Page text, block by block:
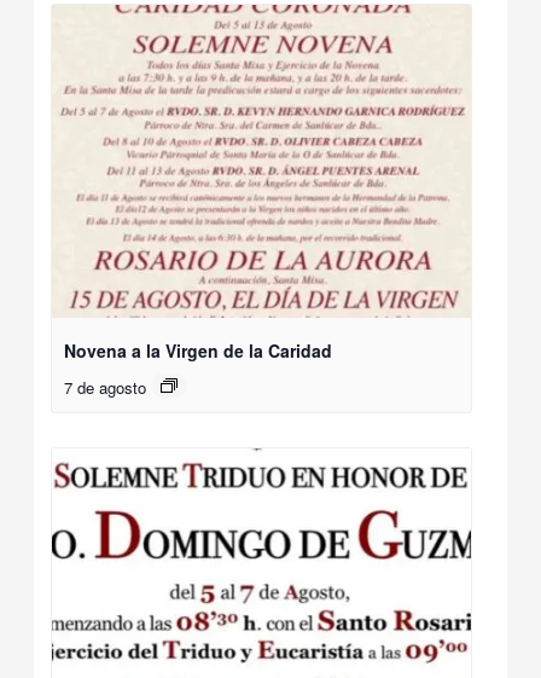
Novena a la Virgen de la Caridad
7 de agosto